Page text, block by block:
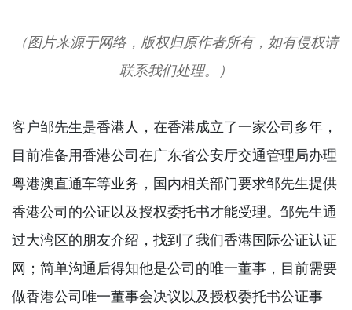
（图片来源于网络，版权归原作者所有，如有侵权请
联系我们处理。）
客户邹先生是香港人，在香港成立了一家公司多年，
目前准备用香港公司在广东省公安厅交通管理局办理
粤港澳直通车等业务，国内相关部门要求邹先生提供
香港公司的公证以及授权委托书才能受理。邹先生通
过大湾区的朋友介绍，找到了我们香港国际公证认证
网；简单沟通后得知他是公司的唯一董事，目前需要
做香港公司唯一董事会决议以及授权委托书公证事